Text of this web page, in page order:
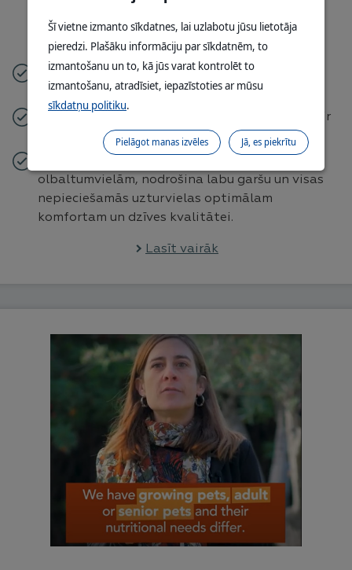
DABU
Neskatoties uz pieradināšanu, suņi un kaķi
joprojām ir gaļēdāji.
Viņu uzturā ir jāņem vērā viņu vajadzības, kas ir
pieāgotas viņu anatomijai un fizioloģijai.
olbaltumvielām, nodrošina labu garšu un visas
nepieciešamās uzturvielas optimālam
komfortam un dzīves kvalitātei.
Lasīt vairāk
Šī vietne izmanto sīkdatnes, lai uzlabotu jūsu lietotāja
pieredzi. Plašāku informāciju par sīkdatnēm, to
izmantošanu un to, kā jūs varat kontrolēt to
izmantošanu, atradīsiet, iepazīstoties ar mūsu
sīkdatņu politiku.
Jā, es piekrītu
Pielāgot manas izvēles